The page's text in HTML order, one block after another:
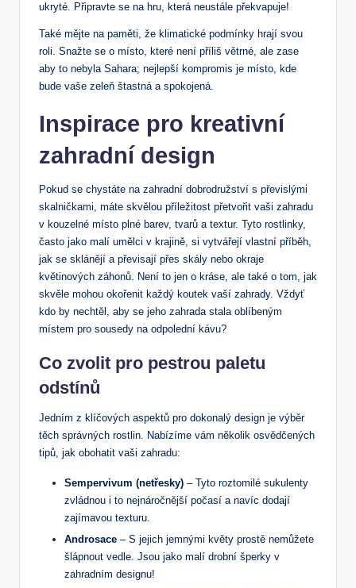
ukryté. Připravte se na hru, která neustále překvapuje!
Také mějte na paměti, že klimatické podmínky hrají svou
roli. Snažte se o místo, které není příliš větrné, ale zase
aby to nebyla Sahara; nejlepší kompromis je místo, kde
bude vaše zeleň štastná a spokojená.
Inspirace pro kreativní
zahradní design
Pokud se chystáte na zahradní dobrodružství s převislými
skalničkami, máte skvělou příležitost přetvořit vaši zahradu
v kouzelné místo plné barev, tvarů a textur. Tyto rostlinky,
často jako malí umělci v krajině, si vytvářejí vlastní příběh,
jak se sklánějí a převisají přes skály nebo okraje
květinových záhonů. Není to jen o kráse, ale také o tom, jak
skvěle mohou okořenit každý koutek vaší zahrady. Vždyť
kdo by nechtěl, aby se jeho zahrada stala oblíbeným
místem pro sousedy na odpolední kávu?
Co zvolit pro pestrou paletu
odstínů
Jedním z klíčových aspektů pro dokonalý design je výběr
těch správných rostlin. Nabízíme vám několik osvědčených
tipů, jak obohatit vaši zahradu:
Sempervivum (netřesky) – Tyto roztomilé sukulenty
zvládnou i to nejnáročnější počasí a navíc dodají
zajímavou texturu.
Androsace – S jejich jemnými květy prostě nemůžete
šlápnout vedle. Jsou jako malí drobní šperky v
zahradním designu!